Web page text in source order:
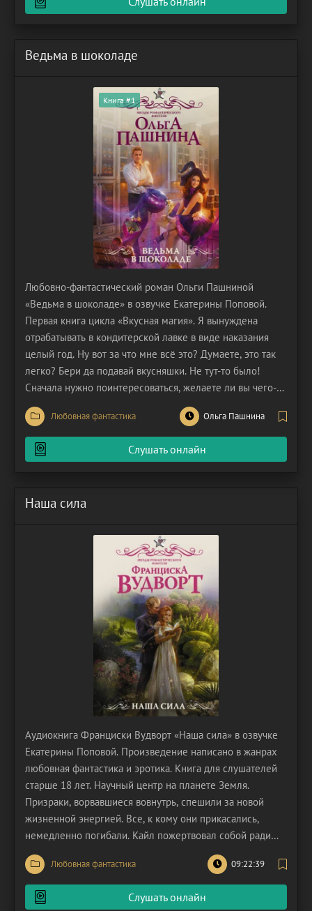
Престижная
Ведьма в шоколаде
Книга #1
Любовно-фантастический роман Ольги Пашниной
«Ведьма в шоколаде» в озвучке Екатерины Поповой.
Первая книга цикла «Вкусная магия». Я вынуждена
отрабатывать в кондитерской лавке в виде наказания
целый год. Ну вот за что мне всё это? Думаете, это так
легко? Бери да подавай вкусняшки. Не тут-то было!
Сначала нужно поинтересоваться, желаете ли вы чего-
нибудь к чаю, а затем продемонстрировать весь
прекрасный и немного чудаковатый ассортимент.
Вашему вниманию представляем кексы, которые
бросаются в
Любовная фантастика Ольга Пашнина
Слушать онлайн
Наша сила
Аудиокнига Франциски Вудворт «Наша сила» в озвучке
Екатерины Поповой. Произведение написано в жанрах
любовная фантастика и эротика. Книга для слушателей
старше 18 лет. Научный центр на планете Земля.
Призраки, ворвавшиеся вовнутрь, спешили за новой
жизненной энергией. Все, к кому они прикасались,
немедленно погибали. Кайл пожертвовал собой ради
неё и малышки Эми. Наутро прибыли марианцы,
которые принесли с собой спасение. Земляне привыкли
преклонять колени перед ними, но она никогда их не
Любовная фантастика 09:22:39
Слушать онлайн